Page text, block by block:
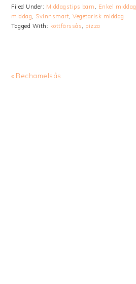
Filed Under: Middagstips barn Enkel middag
middag
Svinnsmart ,Vegetarisk middag
Tagged With: köttfärssås pizza
Previous
« Bechamelsås